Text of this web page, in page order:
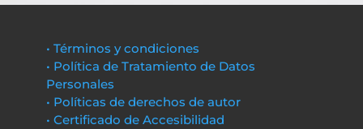
• Términos y condiciones
• Política de Tratamiento de Datos
Personales
• Políticas de derechos de autor
• Certificado de Accesibilidad